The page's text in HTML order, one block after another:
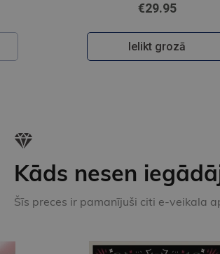
€29.95
Ielikt grozā
Kāds nesen
Šīs preces ir pamanījuši citi e-veikala